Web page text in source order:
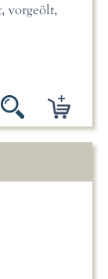
vorgeölt,